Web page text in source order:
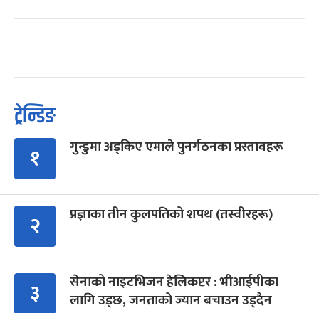
ट्रेन्डिङ
१ गुन्डुमा अड्किए एमाले पुनर्गठनका प्रस्तावहरू
२ प्रज्ञाका तीन कुलपतिको शपथ (तस्वीरहरू)
३
सेनाको नाइटभिजन हेलिकप्टर : भीआईपीका
लागि उड्छ, जनताको ज्यान बचाउन उड्दैन